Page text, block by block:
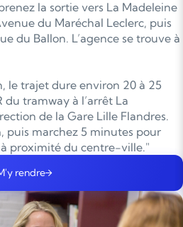
la sortie vers La Madeleine
du Maréchal Leclerc, puis
du Ballon. L’agence se trouve à
le trajet dure environ 20 à 25
du tramway à l’arrêt La
de la Gare Lille Flandres.
puis marchez 5 minutes pour
à proximité du centre-ville."
rendre